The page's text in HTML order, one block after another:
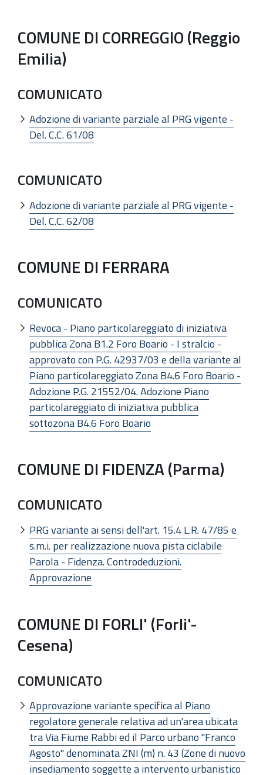
COMUNE DI CORREGGIO (Reggio
Emilia)
COMUNICATO
Adozione di variante parziale al PRG vigente -
Del. C.C. 61/08
COMUNICATO
Adozione di variante parziale al PRG vigente -
Del. C.C. 62/08
COMUNE DI FERRARA
COMUNICATO
Revoca - Piano particolareggiato di iniziativa
pubblica Zona B1.2 Foro Boario - I stralcio -
approvato con P.G. 42937/03 e della variante al
Piano particolareggiato Zona B4.6 Foro Boario -
Adozione P.G. 21552/04. Adozione Piano
particolareggiato di iniziativa pubblica
sottozona B4.6 Foro Boario
COMUNE DI FIDENZA (Parma)
COMUNICATO
PRG variante ai sensi dell'art. 15.4 L.R. 47/85 e
s.m.i. per realizzazione nuova pista ciclabile
Parola - Fidenza. Controdeduzioni.
Approvazione
COMUNE DI FORLI' (Forli'-
Cesena)
COMUNICATO
Approvazione variante specifica al Piano
regolatore generale relativa ad un'area ubicata
tra Via Fiume Rabbi ed il Parco urbano "Franco
Agosto" denominata ZNI (m) n. 43 (Zone di nuovo
insediamento soggette a intervento urbanistico